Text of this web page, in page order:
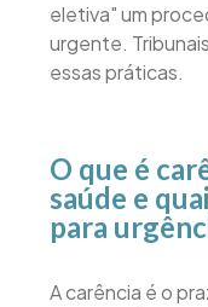
eletiva" um
urgente.
essas práticas.
O que é
saúde e
para
A carência é o